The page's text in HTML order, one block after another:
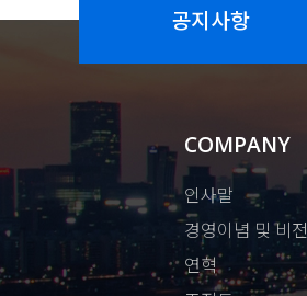
공지사항
COMPANY
인사말
경영이념 및 비전
연혁